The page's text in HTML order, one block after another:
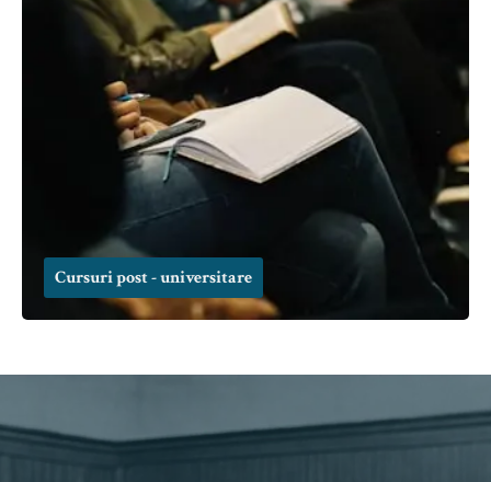
Cursuri post - universitare